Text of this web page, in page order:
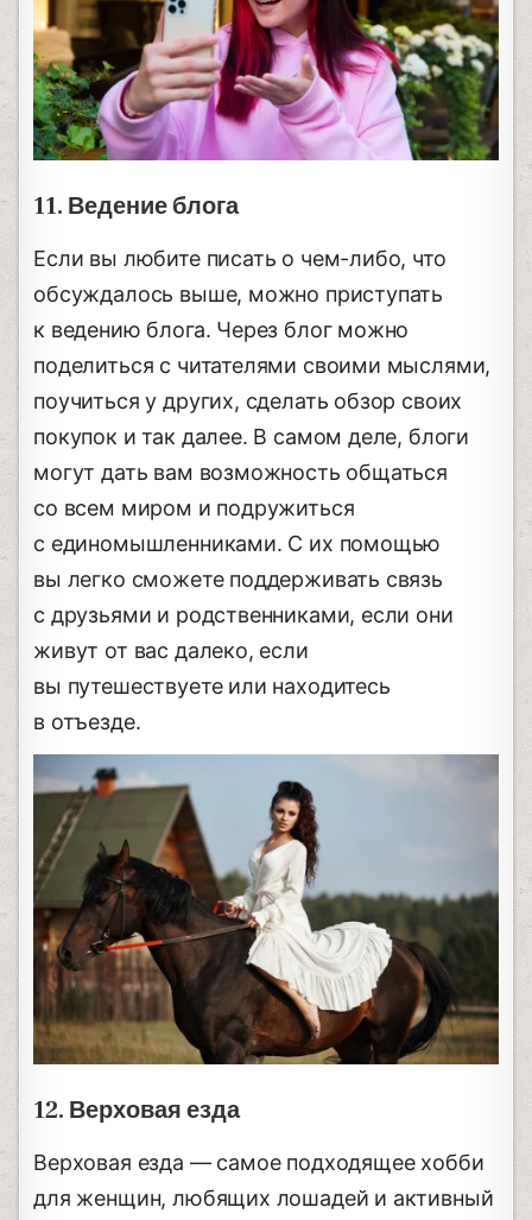
11. Ведение блога
Если вы любите писать о чем-либо, что
обсуждалось выше, можно приступать
к ведению блога. Через блог можно
поделиться с читателями своими мыслями,
поучиться у других, сделать обзор своих
покупок и так далее. В самом деле, блоги
могут дать вам возможность общаться
со всем миром и подружиться
с единомышленниками. С их помощью
вы легко сможете поддерживать связь
с друзьями и родственниками, если они
живут от вас далеко, если
вы путешествуете или находитесь
в отъезде.
12. Верховая езда
Верховая езда — самое подходящее хобби
для женщин, любящих лошадей и активный